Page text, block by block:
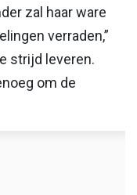
zal haar ware
verraden,”
strijd leveren.
om de